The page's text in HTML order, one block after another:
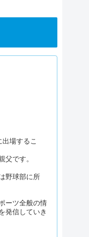
場するこ
父です。
野球部に所
ーツ全般の情
発信していき